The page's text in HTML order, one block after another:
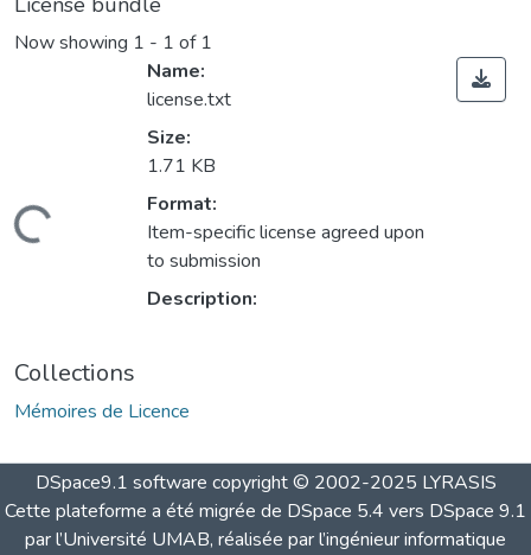
Now showing 1 - 1 of 1
Name:
license.txt
Size:
1.71 KB
Format:
Item-specific license agreed upon
to submission
Description:
Collections
Mémoires de Licence
DSpace9.1 software copyright © 2002-2025 LYRASIS
Cette plateforme a été migrée de DSpace 5.4 vers DSpace 9.1
par l’Université UMAB, réalisée par l’ingénieur informatique